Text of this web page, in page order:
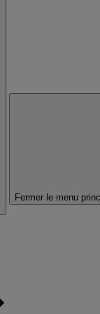
Fermer le menu